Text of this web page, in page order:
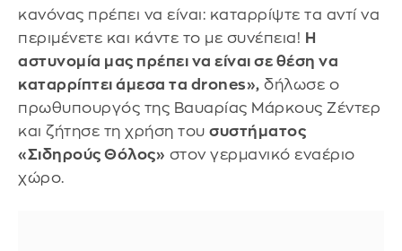
κανόνας πρέπει να είναι: καταρρίψτε τα αντί να
περιμένετε και κάντε το με συνέπεια! Η
αστυνομία μας πρέπει να είναι σε θέση να
καταρρίπτει άμεσα τα drones», δήλωσε ο
πρωθυπουργός της Βαυαρίας Μάρκους Ζέντερ
και ζήτησε τη χρήση του συστήματος
«Σιδηρούς Θόλος» στον γερμανικό εναέριο
χώρο.